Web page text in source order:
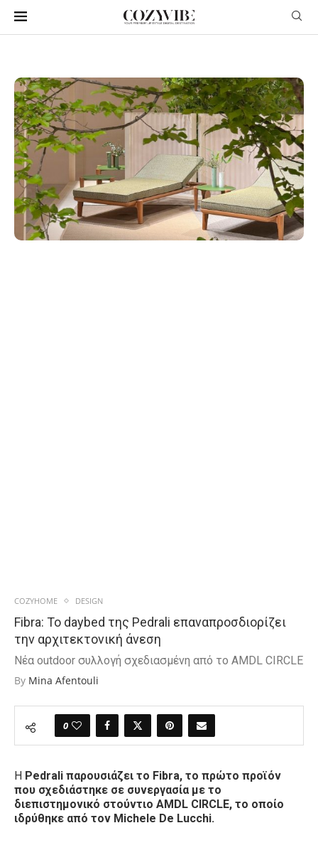
COZYHOME DESIGN
Fibra: Το daybed της Pedrali επαναπροσδιορίζει
την αρχιτεκτονική άνεση
Νέα outdoor συλλογή σχεδιασμένη από το AMDL CIRCLE
By Mina Afentouli
0
Η Pedrali παρουσιάζει το Fibra, το πρώτο προϊόν
που σχεδιάστηκε σε συνεργασία με το
διεπιστημονικό στούντιο AMDL CIRCLE, το οποίο
ιδρύθηκε από τον Michele De Lucchi.